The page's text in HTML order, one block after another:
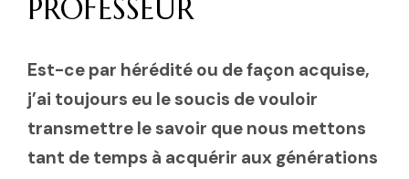
PROFESSEUR
Est-ce par hérédité ou de façon acquise,
j’ai toujours eu le soucis de vouloir
transmettre le savoir que nous mettons
tant de temps à acquérir aux générations